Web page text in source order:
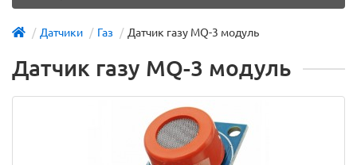
Датчики Газ Датчик газу MQ-3 модуль
Датчик газу MQ-3 модуль